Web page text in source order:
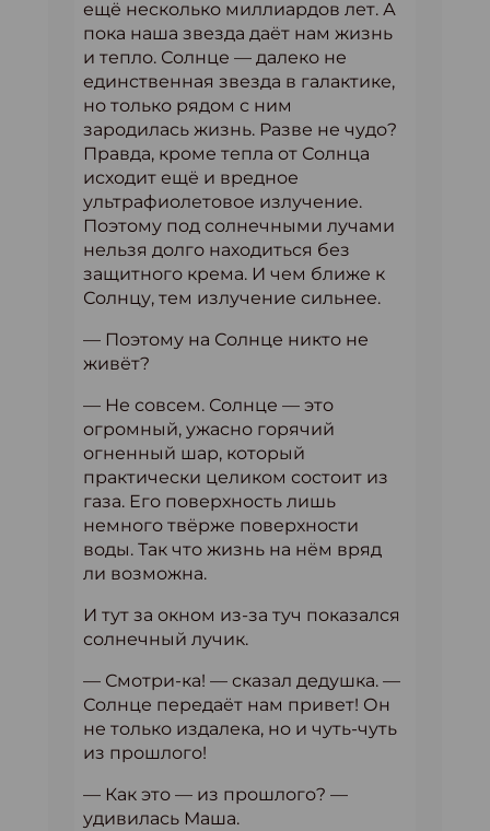
ещё несколько миллиардов лет. А
пока наша звезда даёт нам жизнь
и тепло. Солнце — далеко не
единственная звезда в галактике,
но только рядом с ним
зародилась жизнь. Разве не чудо?
Правда, кроме тепла от Солнца
исходит ещё и вредное
ультрафиолетовое излучение.
Поэтому под солнечными лучами
нельзя долго находиться без
защитного крема. И чем ближе к
Солнцу, тем излучение сильнее.
— Поэтому на Солнце никто не
живёт?
— Не совсем. Солнце — это
огромный, ужасно горячий
огненный шар, который
практически целиком состоит из
газа. Его поверхность лишь
немного твёрже поверхности
воды. Так что жизнь на нём вряд
ли возможна.
И тут за окном из-за туч показался
солнечный лучик.
— Смотри-ка! — сказал дедушка. —
Солнце передаёт нам привет! Он
не только издалека, но и чуть-чуть
из прошлого!
— Как это — из прошлого? —
удивилась Маша.